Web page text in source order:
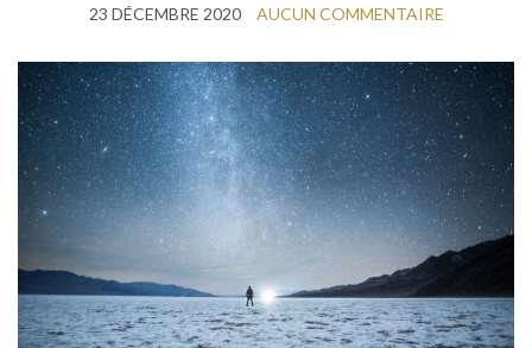
23 DÉCEMBRE 2020 AUCUN COMMENTAIRE